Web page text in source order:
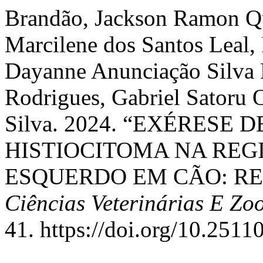
Brandão, Jackson Ramon
Marcilene dos Santos
Dayanne Anunciação
Rodrigues, Gabriel Satoru
Silva. 2024. “EXÉRESE
HISTIOCITOMA NA
ESQUERDO EM CÃO:
Ciências Veterinárias E
41. https://doi.org/